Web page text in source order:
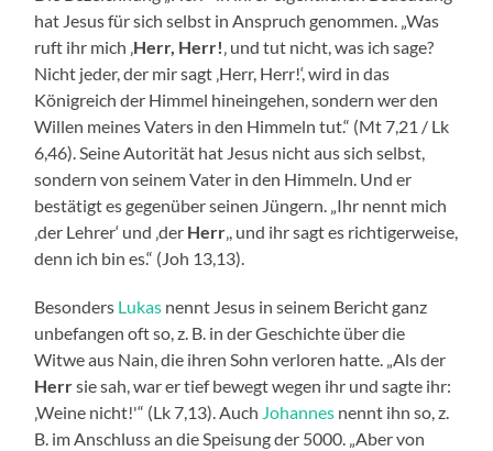
hat Jesus für sich selbst in Anspruch genommen. „Was
ruft ihr mich ‚Herr, Herr!‚ und tut nicht, was ich sage?
Nicht jeder, der mir sagt ‚Herr, Herr!‘, wird in das
Königreich der Himmel hineingehen, sondern wer den
Willen meines Vaters in den Himmeln tut.“ (Mt 7,21 / Lk
6,46). Seine Autorität hat Jesus nicht aus sich selbst,
sondern von seinem Vater in den Himmeln. Und er
bestätigt es gegenüber seinen Jüngern. „Ihr nennt mich
‚der Lehrer‘ und ‚der Herr‚, und ihr sagt es richtigerweise,
denn ich bin es.“ (Joh 13,13).
Besonders Lukas nennt Jesus in seinem Bericht ganz
unbefangen oft so, z. B. in der Geschichte über die
Witwe aus Nain, die ihren Sohn verloren hatte. „Als der
Herrsie sah, war er tief bewegt wegen ihr und sagte ihr:
‚Weine nicht!'“ (Lk 7,13). Auch Johannes nennt ihn so, z.
B. im Anschluss an die Speisung der 5000. „Aber von